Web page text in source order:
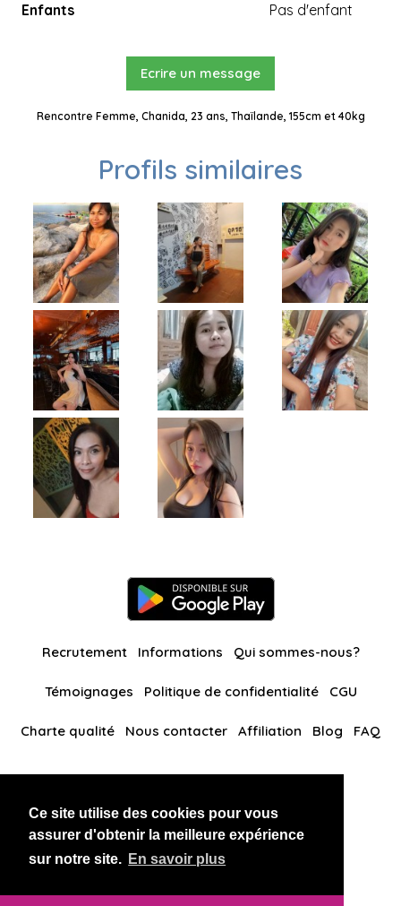
Ce site utilise des cookies pour vous
assurer d'obtenir la meilleure expérience
sur notre site. En savoir plus
Enfants
Pas d'enfant
Ecrire un message
Rencontre Femme, Chanida, 23 ans, Thaïlande, 155cm et 40kg
Profils similaires
Recrutement Informations Qui sommes-nous?
Témoignages Politique de confidentialité CGU
Charte qualité Nous contacter Affiliation Blog FAQ
BlackAndBeauties RussianKisses